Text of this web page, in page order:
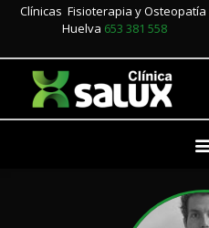
Clínicas Fisioterapia y Osteopatía
Huelva 653 381 558